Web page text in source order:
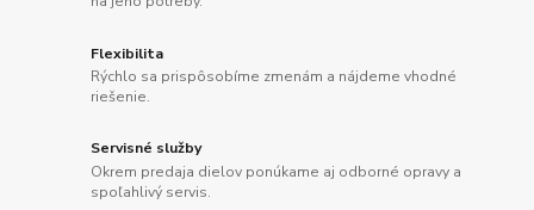
Flexibilita
Rýchlo sa prispôsobíme zmenám a nájdeme vhodné
riešenie.
Servisné služby
Okrem predaja dielov ponúkame aj odborné opravy a
spoľahlivý servis.